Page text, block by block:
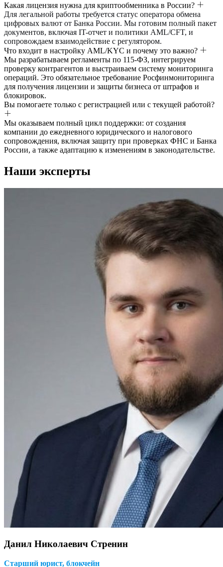
Какая лицензия нужна для криптообменника в России?
Для легальной работы требуется статус оператора обмена
цифровых валют от Банка России. Мы готовим полный пакет
документов, включая IT-отчет и политики AML/CFT, и
сопровождаем взаимодействие с регулятором.
Что входит в настройку AML/KYC и почему это важно?
Мы разрабатываем регламенты по 115-ФЗ, интегрируем
проверку контрагентов и выстраиваем систему мониторинга
операций. Это обязательное требование Росфинмониторинга
для получения лицензии и защиты бизнеса от штрафов и
блокировок.
Вы помогаете только с регистрацией или с текущей работой?
Мы оказываем полный цикл поддержки: от создания
компании до ежедневного юридического и налогового
сопровождения, включая защиту при проверках ФНС и Банка
России, а также адаптацию к изменениям в законодательстве.
Наши эксперты
Данил Николаевич Стренин
Старший юрист, блокчейн